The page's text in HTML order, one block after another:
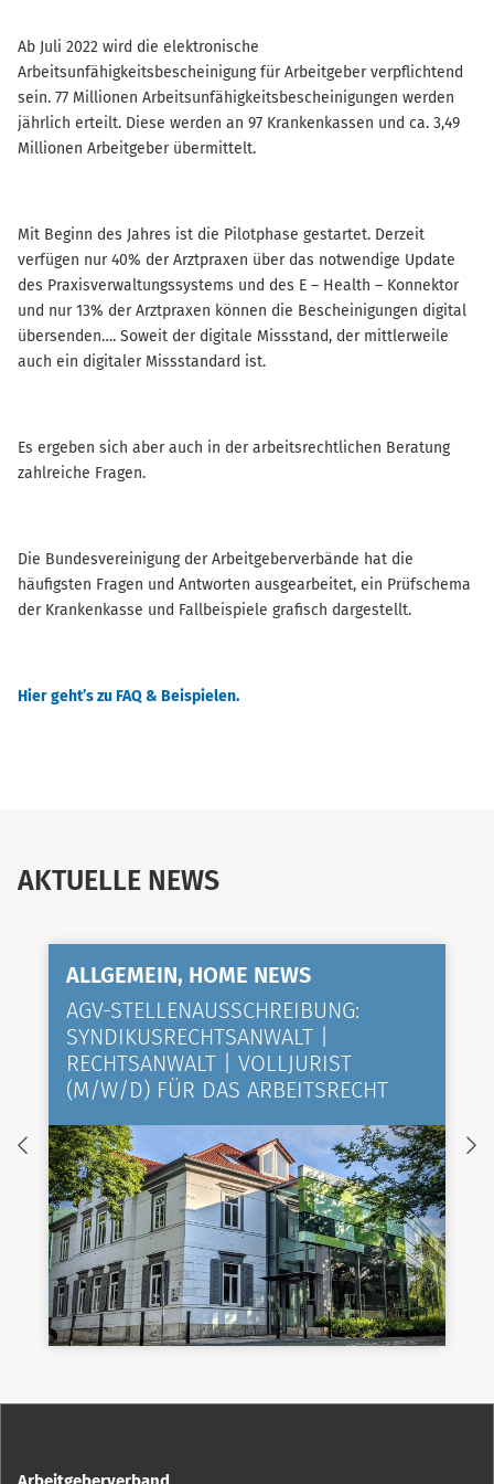
Ab Juli 2022 wird die elektronische
Arbeitsunfähigkeitsbescheinigung für Arbeitgeber verpflichtend
sein. 77 Millionen Arbeitsunfähigkeitsbescheinigungen werden
jährlich erteilt. Diese werden an 97 Krankenkassen und ca. 3,49
Millionen Arbeitgeber übermittelt.
Mit Beginn des Jahres ist die Pilotphase gestartet. Derzeit
verfügen nur 40% der Arztpraxen über das notwendige Update
des Praxisverwaltungssystems und des E – Health – Konnektor
und nur 13% der Arztpraxen können die Bescheinigungen digital
übersenden…. Soweit der digitale Missstand, der mittlerweile
auch ein digitaler Missstandard ist.
Es ergeben sich aber auch in der arbeitsrechtlichen Beratung
zahlreiche Fragen.
Die Bundesvereinigung der Arbeitgeberverbände hat die
häufigsten Fragen und Antworten ausgearbeitet, ein Prüfschema
der Krankenkasse und Fallbeispiele grafisch dargestellt.
Hier geht’s zu FAQ & Beispielen.
AKTUELLE NEWS
ALLGEMEIN, HOME NEWS
AGV-STELLENAUSSCHREIBUNG:
SYNDIKUSRECHTSANWALT |
RECHTSANWALT | VOLLJURIST
(M/W/D) FÜR DAS ARBEITSRECHT